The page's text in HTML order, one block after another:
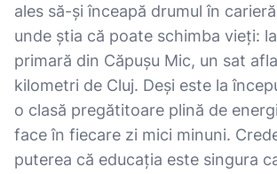
ales să-și înceapă drumul în
unde știa că poate schimba vieți:
primară din Căpușu Mic, un sat
kilometri de Cluj. Deși este la
o clasă pregătitoare plină de
face în fiecare zi mici minuni.
puterea că educația este singura